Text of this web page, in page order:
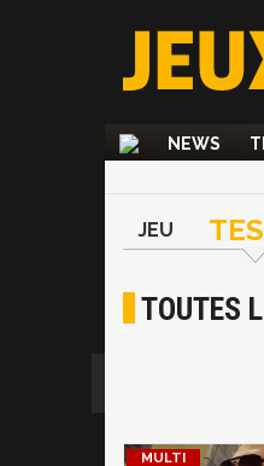
NEWS
JEU
TOUTES